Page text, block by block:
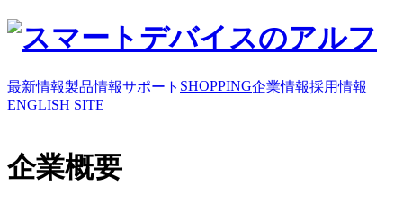
最新情報製品情報サポート SHOPPING企業情報採用情報
ENGLISH SITE
企業概要